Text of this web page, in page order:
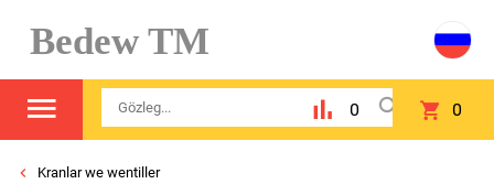
Bedew TM
0 0
Kranlar we wentiller